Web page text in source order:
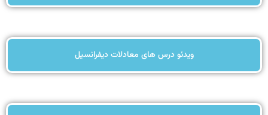
ویدئو درس های معادلات دیفرانسیل